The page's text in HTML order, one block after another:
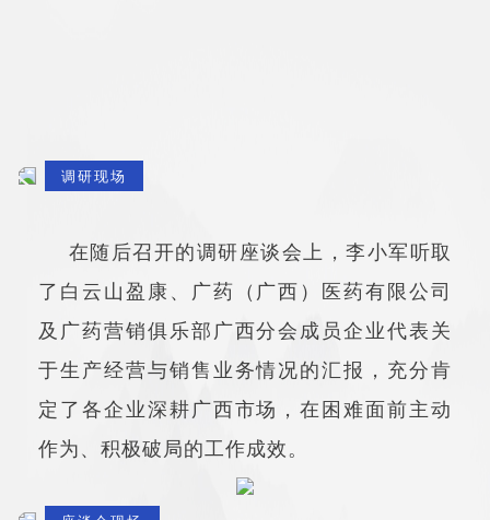
调研现场
在随后召开的调研座谈会上，李小军听取
了白云山盈康、广药（广西）医药有限公司
及广药营销俱乐部广西分会成员企业代表关
于生产经营与销售业务情况的汇报，充分肯
定了各企业深耕广西市场，在困难面前主动
作为、积极破局的工作成效。